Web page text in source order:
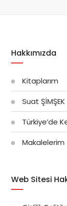
Hakkımızda
Kitaplarım
Suat ŞİMŞEK
Türkiye’de
Makalelerim
Web Sitesi